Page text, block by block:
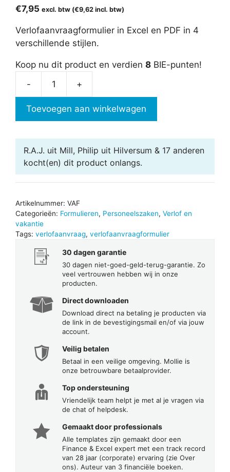
€7,95 excl. btw (€9,62 incl. btw)
Verlofaanvraagformulier in Excel en PDF in 4
verschillende stijlen.
Koop nu dit product en verdien 8 BIE-punten!
-
+
Toevoegen aan winkelwagen
R.A.J. uit Mill, Philip uit Hilversum & 17 anderen
kocht(en) dit product onlangs.
Artikelnummer: VAF
Categorieën: Formulieren, Personeelszaken, Verlof en
vakantie
Tags: verlofaanvraag, verlofaanvraagformulier
30 dagen garantie
30 dagen niet-goed-geld-terug-garantie. Zo
veel vertrouwen hebben wij in onze
producten.
Direct downloaden
Download direct na betaling je producten via
de link in de bevestigingsmail en/of via jouw
account.
Veilig betalen
Betaal in een veilige omgeving. Mollie is
onze betrouwbare betaalprovider.
Top ondersteuning
Vriendelijk team helpt je met al je vragen via
de chat of helpdesk.
Gemaakt door professionals
Alle templates zijn gemaakt door een
Finance & Excel expert met een track record
van 28 jaar (corporate) ervaring (zie Over
ons). Auteur van 3 financiële boeken.